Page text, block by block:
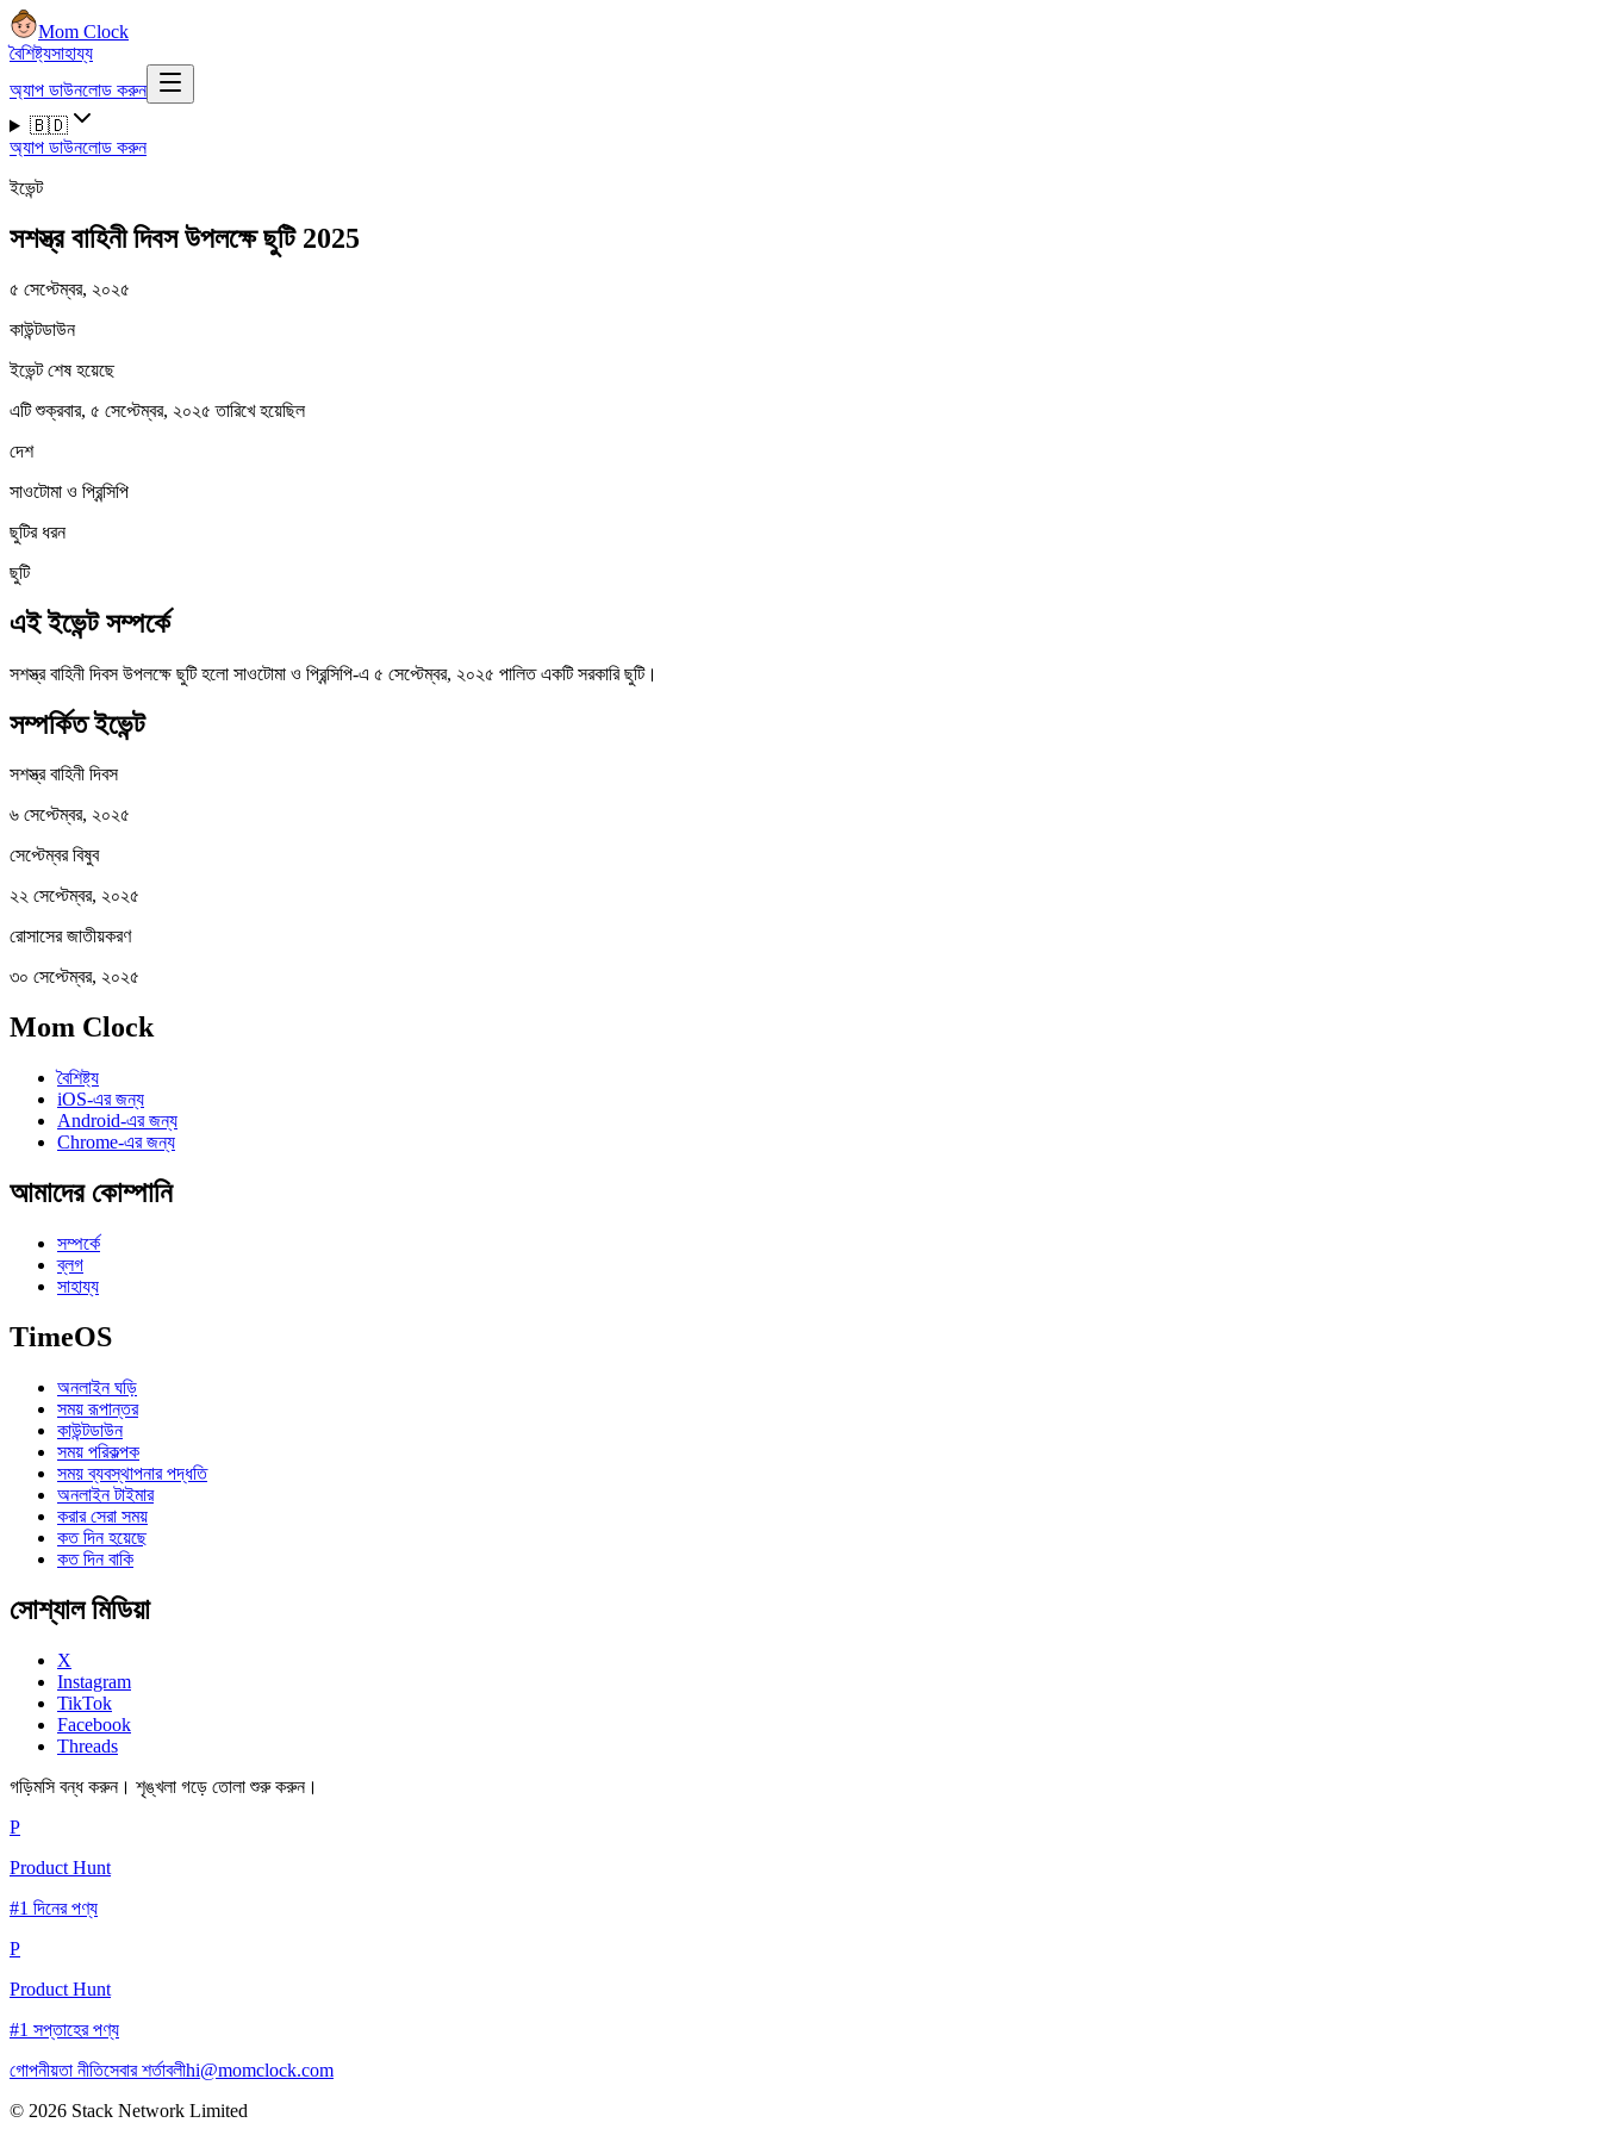
Mom Clock
বৈশিষ্ট্যসাহায্য
অ্যাপ ডাউনলোড করুন
🇧🇩
অ্যাপ ডাউনলোড করুন
ইভেন্ট
সশস্ত্র বাহিনী দিবস উপলক্ষে ছুটি 2025
৫ সেপ্টেম্বর, ২০২৫
কাউন্টডাউন
ইভেন্ট শেষ হয়েছে
এটি শুক্রবার, ৫ সেপ্টেম্বর, ২০২৫ তারিখে হয়েছিল
দেশ
সাওটোমা ও প্রিন্সিপি
ছুটির ধরন
ছুটি
এই ইভেন্ট সম্পর্কে
সশস্ত্র বাহিনী দিবস উপলক্ষে ছুটি হলো সাওটোমা ও প্রিন্সিপি-এ ৫ সেপ্টেম্বর, ২০২৫ পালিত একটি সরকারি ছুটি।
সম্পর্কিত ইভেন্ট
সশস্ত্র বাহিনী দিবস
৬ সেপ্টেম্বর, ২০২৫
সেপ্টেম্বর বিষুব
২২ সেপ্টেম্বর, ২০২৫
রোসাসের জাতীয়করণ
৩০ সেপ্টেম্বর, ২০২৫
Mom Clock
বৈশিষ্ট্য
iOS-এর জন্য
Android-এর জন্য
Chrome-এর জন্য
আমাদের কোম্পানি
সম্পর্কে
ব্লগ
সাহায্য
TimeOS
অনলাইন ঘড়ি
সময় রূপান্তর
কাউন্টডাউন
সময় পরিকল্পক
সময় ব্যবস্থাপনার পদ্ধতি
অনলাইন টাইমার
করার সেরা সময়
কত দিন হয়েছে
কত দিন বাকি
সোশ্যাল মিডিয়া
X
Instagram
TikTok
Facebook
Threads
গড়িমসি বন্ধ করুন। শৃঙ্খলা গড়ে তোলা শুরু করুন।
P
Product Hunt
#1 দিনের পণ্য
P
Product Hunt
#1 সপ্তাহের পণ্য
গোপনীয়তা নীতিসেবার শর্তাবলীhi@momclock.com
© 2026 Stack Network Limited